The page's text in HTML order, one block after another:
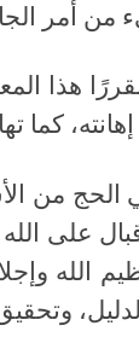
من أمر
هذا
كما
من
على
الله